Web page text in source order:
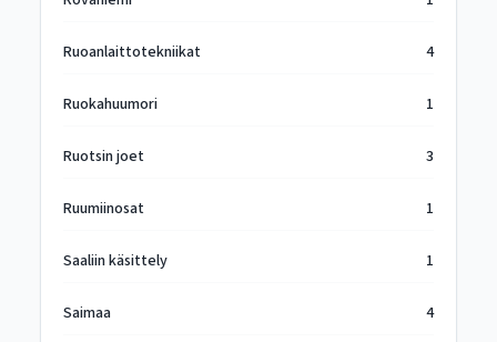
Ruoanlaittotekniikat 4
Ruokahuumori 1
Ruotsin joet 3
Ruumiinosat 1
Saaliin käsittely 1
Saimaa 4